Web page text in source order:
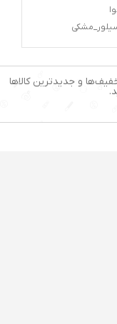
های از پیش تعیین
پخت
و جدیدترین کالاها